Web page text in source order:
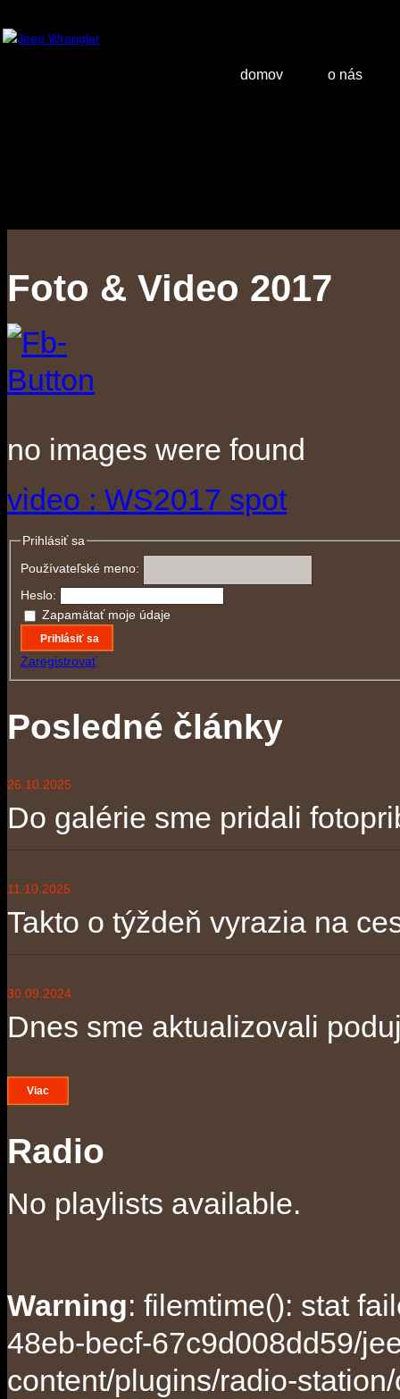
domov o nás
Foto & Video 2017
no images were found
video : WS2017 spot
Prihlásiť sa
Používateľské meno:
Heslo:
Zapamätať moje údaje
Prihlásiť sa
Zaregistrovať
Posledné články
26.10.2025
Do galérie sme pridali
11.10.2025
Takto o týždeň vyrazia na
30.09.2024
Dnes sme aktualizovali
Viac
Radio
No playlists available.
Warning: filemtime(): stat
48eb-becf-67c9d008dd59/
content/plugins/radio-